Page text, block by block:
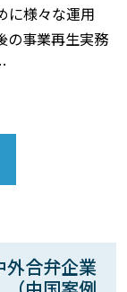
に様々な運用
の事業再生実務
外合弁企業